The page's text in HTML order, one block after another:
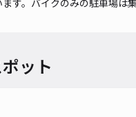
ット